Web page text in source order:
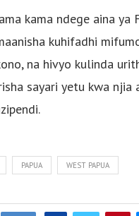
kama ndege aina ya
kuhifadhi
na hivyo kulinda
sayari yetu kwa njia
PAPUA WEST PAPUA